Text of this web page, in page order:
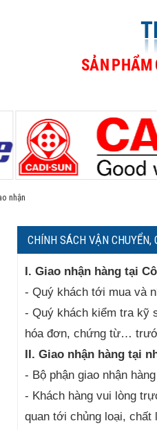
SẢNPHẨM
nhận
CHÍNH SÁCH VẬN CHUYỂN,
I. Giao nhận hàng tại
- Quý khách tới mua và
- Quý khách kiểm tra kỹ
hóa đơn, chứng từ…
II. Giao nhận hàng tại
- Bộ phận giao nhận
- Khách hàng vui lòng
quan tới chủng loại, chất